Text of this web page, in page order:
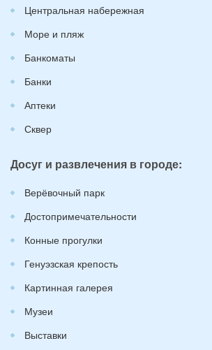
Центральная набережная
Море и пляж
Банкоматы
Банки
Аптеки
Сквер
Досуг и развлечения в городе:
Верёвочный парк
Достопримечательности
Конные прогулки
Генуэзская крепость
Картинная галерея
Музеи
Выставки